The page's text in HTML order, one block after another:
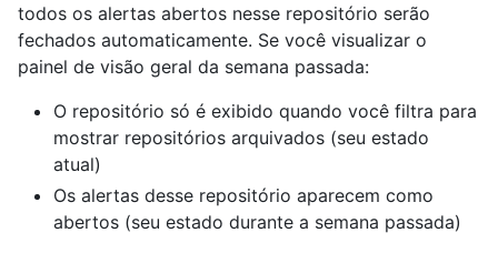
todos os alertas abertos nesse repositório serão
fechados automaticamente. Se você visualizar o
painel de visão geral da semana passada:
O repositório só é exibido quando você filtra para
mostrar repositórios arquivados (seu estado
atual)
Os alertas desse repositório aparecem como
abertos (seu estado durante a semana passada)